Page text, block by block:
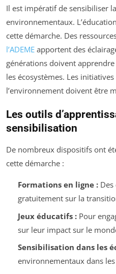
Il est impératif de sensibiliser
environnementaux.
cette démarche. Des
l’ADEME apportent des
générations doivent
les écosystèmes. Les initiatives
l’environnement doivent être
Les outils
sensibilisation
De nombreux dispositifs ont
cette démarche :
Formations en ligne :Des
gratuitement sur la
Jeux éducatifs :Pour
sur leur impact sur le
Sensibilisation dans les
environnementaux dans